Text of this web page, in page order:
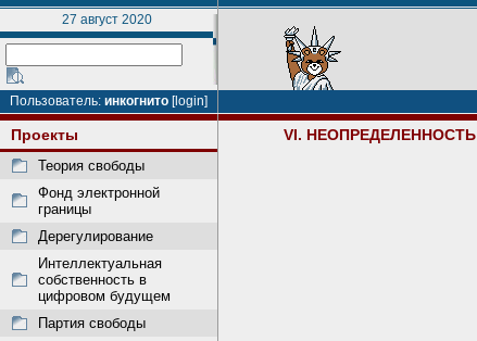
27 август 2020
Пользователь: инкогнито [login]
Проекты
Теория свободы
Фонд электронной
границы
Дерегулирование
Интеллектуальная
собственность в
цифровом будущем
Партия свободы
VI. НЕОПРЕДЕЛЕННОСТЬ